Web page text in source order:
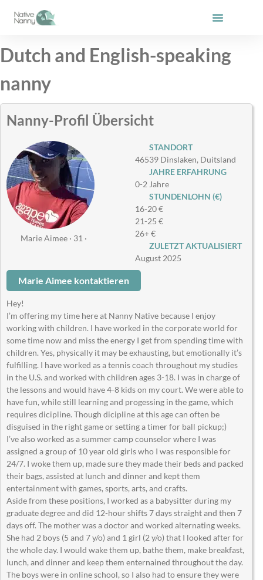
Inhalt
Dutch and English-speaking
nanny
Nanny-Profil Übersicht
Marie Aimee · 31 ·
STANDORT
46539 Dinslaken, Duitsland
JAHRE ERFAHRUNG
0-2 Jahre
STUNDENLOHN (€)
16-20 €
21-25 €
26+ €
ZULETZT AKTUALISIERT
August 2025
Marie Aimee kontaktieren
Hey!
I’m offering my time here at Nanny Native because I enjoy
working with children. I have worked in the corporate world for
some time now and miss the energy I get from spending time with
children. Yes, physically it may be exhausting, but emotionally it’s
fulfilling. I have worked as a tennis coach throughout my studies
in the U.S. and worked with children ages 3-18. I was in charge of
the lessons and would have 4-8 kids on my court. We were able to
have fun, while still learning and progessing in the game, which
requires dicipline. Though dicipline at this age can often be
disguised in the right game or setting a timer for ball pickup;)
I’ve also worked as a summer camp counselor where I was
assigned a group of 10 year old girls who I was responsible for
24/7. I woke them up, made sure they made their beds and packed
their bags, assisted at lunch and dinner and kept them
entertainment with games, sports, arts, and crafts.
Aside from these positions, I worked as a babysitter during my
graduate degree and did 12-hour shifts 7 days straight and then 7
days off. The mother was a doctor and worked alternating weeks.
She had 2 boys (5 and 7 y/o) and 1 girl (2 y/o) that I looked after for
the whole day. I would wake them up, bathe them, make breakfast,
lunch, and dinner and keep them enternained throughout the day.
The boys were in online school, so I also had to ensure they were